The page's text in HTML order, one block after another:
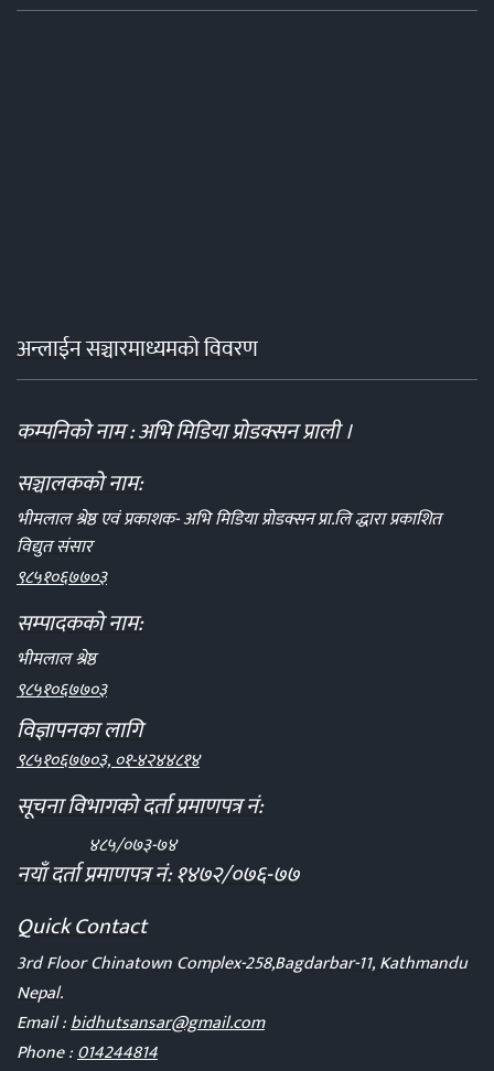
अन्लाईन सञ्चारमाध्यमको विवरण
कम्पनिको नाम : अभि मिडिया प्रोडक्सन प्राली ।
सञ्चालकको नाम:
भीमलाल श्रेष्ठ एवं प्रकाशक- अभि मिडिया प्रोडक्सन प्रा.लि द्धारा प्रकाशित
विद्युत संसार
९८५१०६७७०३
सम्पादकको नाम:
भीमलाल श्रेष्ठ
९८५१०६७७०३
विज्ञापनका लागि
९८५१०६७७०३, ०१-४२४४८१४
सूचना विभागको दर्ता प्रमाणपत्र नं:
४८५/०७३-७४
नयाँ दर्ता प्रमाणपत्र नं: १४७२/०७६-७७
Quick Contact
3rd Floor Chinatown Complex-258,Bagdarbar-11, Kathmandu
Nepal.
Email :bidhutsansar@gmail.com
Phone :014244814